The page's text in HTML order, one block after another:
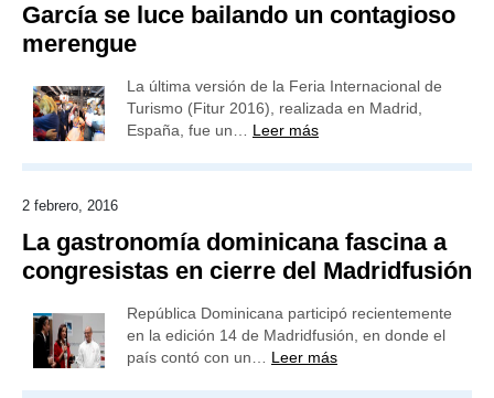
García se luce bailando un contagioso
merengue
La última versión de la Feria Internacional de
Turismo (Fitur 2016), realizada en Madrid,
España, fue un… Leer más
2 febrero, 2016
La gastronomía dominicana fascina a
congresistas en cierre del Madridfusión
República Dominicana participó recientemente
en la edición 14 de Madridfusión, en donde el
país contó con un… Leer más